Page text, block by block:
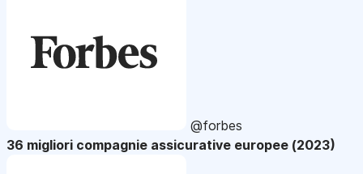
@forbes
36 migliori compagnie assicurative europee (2023)